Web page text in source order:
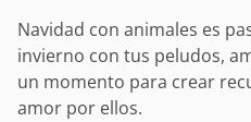
Navidad con animales es
invierno con tus peludos,
un momento para crear
amor por ellos.